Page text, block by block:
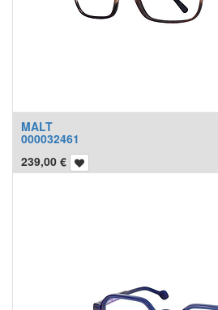
MALT
000032461
239,00 €